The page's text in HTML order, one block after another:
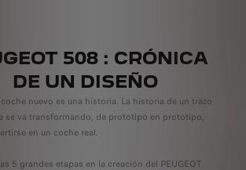
508 : CRÓNICA
DE UN DISEÑO
nuevo es una historia. La historia de un trazo
se va transformando, de prototipo en prototipo,
en un coche real.
5 grandes etapas en la creación del PEUGEOT